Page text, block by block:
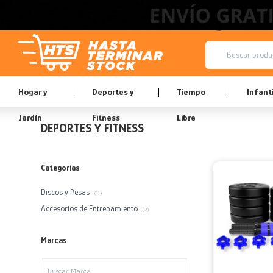
Hogar y
Jardín
Deportes y
Fitness
Tiempo
Libre
DEPORTES Y FITNESS
Categorías
Discos y Pesas (11)
Accesorios de Entrenamiento (2)
Marcas